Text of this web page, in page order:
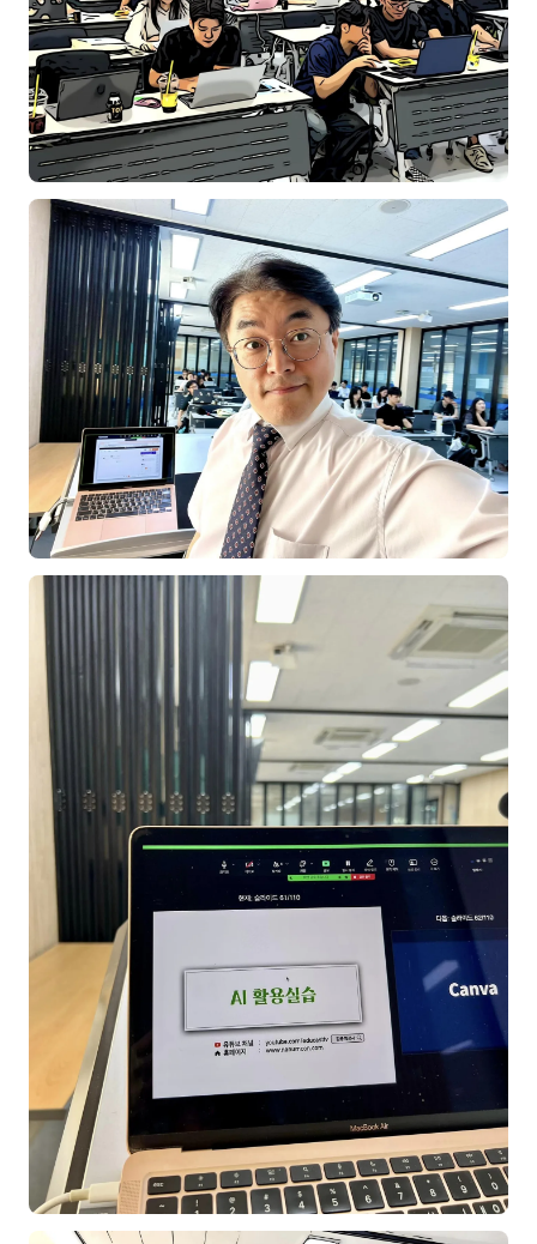
김경태
김소연
김의중
김종무
김지혜
김휘
노준영
Maria
박혜랑
안정미
오미영
은종성
이상미
이옥겸
이인우
임아라
전승빈
조은아
진나하
최지혜
홍은표